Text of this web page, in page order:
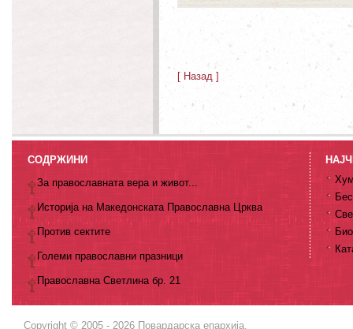
[ Назад ]
СОДРЖИНИ
За православната вера и живот...
Историја на Македонската Православна Црква
Против сектите
Големи православни празници
Православна Светлина бр. 21
Copyright © 2005 - 2026 Повардарска епархија.